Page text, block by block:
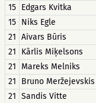
15 Edgars Kvitka
15 Niks Egle
21 Aivars Būris
21
Kārlis Miķelsons
21
Mareks Melniks
21
Bruno Meržejevskis
21 Sandis Vitte